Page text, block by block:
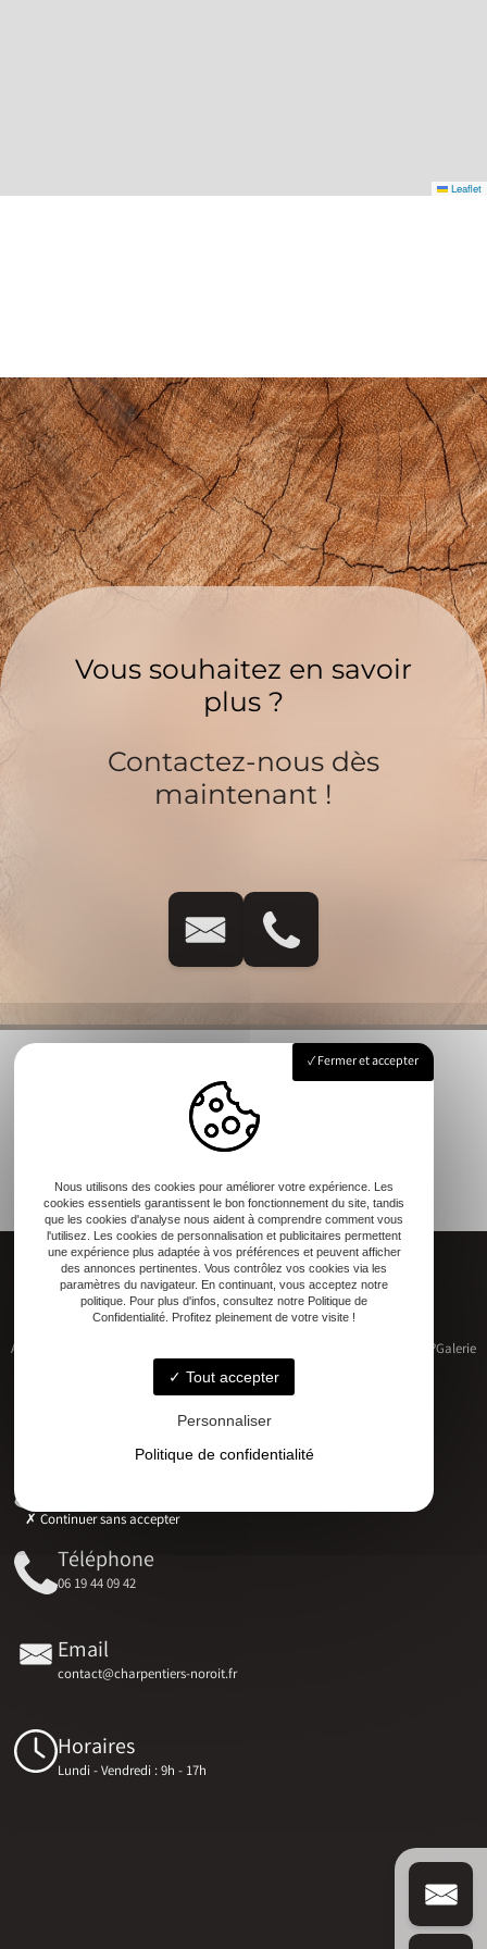
Leaflet
Vous souhaitez en savoir
plus ?
Contactez-nous dès
maintenant !
Accueil Qui sommes-nous ?Galerie
Contact
17 RUE DU MARECHAL D'AUBETERRE, 17330 Bernay-Saint-Martin
Téléphone
06 19 44 09 42
Email
contact@charpentiers-noroit.fr
Horaires
Lundi - Vendredi : 9h - 17h
Fermer et accepter
Nous utilisons des cookies pour améliorer votre expérience. Les
cookies essentiels garantissent le bon fonctionnement du site, tandis
que les cookies d'analyse nous aident à comprendre comment vous
l'utilisez. Les cookies de personnalisation et publicitaires permettent
une expérience plus adaptée à vos préférences et peuvent afficher
des annonces pertinentes. Vous contrôlez vos cookies via les
paramètres du navigateur. En continuant, vous acceptez notre
politique. Pour plus d'infos, consultez notre Politique de
Confidentialité. Profitez pleinement de votre visite !
Tout accepter
Personnaliser
Politique de confidentialité
Continuer sans accepter